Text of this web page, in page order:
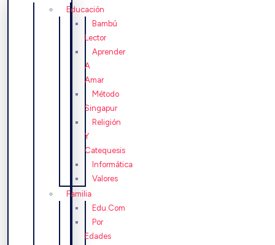
Educación
Bambú
Lector
Aprender
A
Amar
Método
Singapur
Religión
Y
Catequesis
Informática
Valores
Familia
Edu.Com
Por
Edades